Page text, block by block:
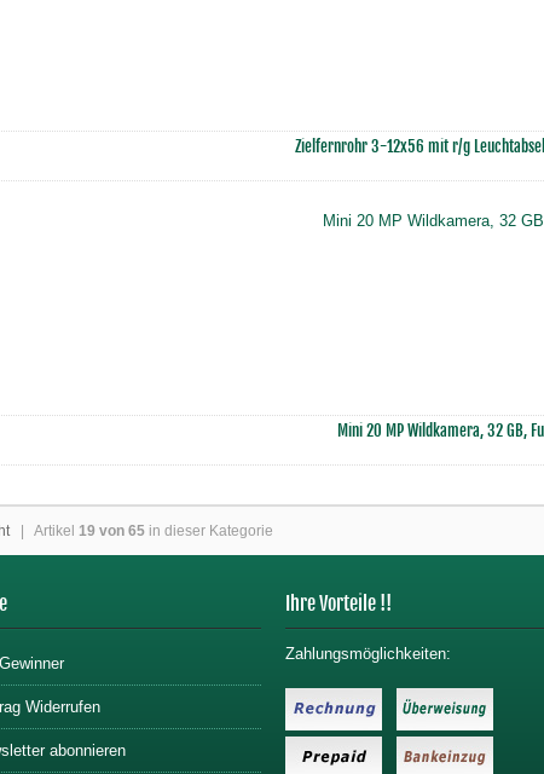
Zielfernrohr 3-12x56 mit r/g
Mini 20 MP Wildkamera, 32 GB,
| Artikel 19 von 65 in dieser Kategorie
Widerrufen
abonnieren
Ihre Vorteile !!
Zahlungsmöglichkeiten: